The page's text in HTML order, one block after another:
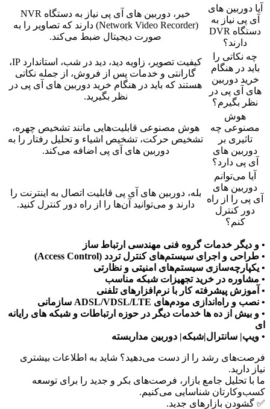
آیا دوربین های
آی پی نیاز به
دستگاه DVR
دارند؟
خیر، دوربین های آی پی نیاز به دستگاه NVR
(Network Video Recorder) دارند که تصاویر را به
صورت دیجیتال ضبط می‌کند.
چه نکاتی را
باید در هنگام
خرید دوربین
های آی پی در
نظر بگیرم؟
کیفیت تصویر، زاویه دید، دید در شب، استاندارد IP،
گارانتی و خدمات پس از فروش، از جمله نکاتی
هستند که باید در هنگام خرید دوربین های آی پی در
نظر بگیرید.
هوش
مصنوعی چه
تاثیری بر
دوربین های
آی پی دارد؟
هوش مصنوعی قابلیت‌هایی مانند تشخیص چهره،
تشخیص حرکت، تشخیص اشیاء و تحلیل رفتار را به
دوربین های آی پی اضافه می‌کند.
آیا می‌توانم
دوربین های
آی پی را از راه
دور کنترل
کنم؟
بله، دوربین های آی پی قابلیت اتصال به اینترنت را
دارند و می‌توانید آن‌ها را از راه دور کنترل کنید.
• و دیگر خدمات گروه فنی مهندسی ارتباط ساز
• طراحی و اجرای سیستم‌های کنترل تردد (Access Control)
• یکپارچه‌سازی سیستم‌های امنیتی و نظارتی
• مشاوره در خرید تجهیزات شبکه مناسب
• آموزش پیشرفته کار با نرم‌افزارهای تلفنی
• نصب و راه‌اندازی مودم‌های ADSL/VDSL/LTE سازمانی
• و بیش از ده ها خدمات دیگر در حوزه ارتباطات و شبکه های رایانه
ای
• ویپ| سانترال|شبکه| دوربین مداربسته
فرصت‌های رشد را از دست می‌دهید؟ شاید به اطلاعات بیشتری
نیاز دارید.
ما با تحلیل جامع بازار، فرصت‌های بکر و جدید را برای توسعه
کسب‌وکارتان شناسایی می‌کنیم.
✅ گشودن بازارهای جدید.